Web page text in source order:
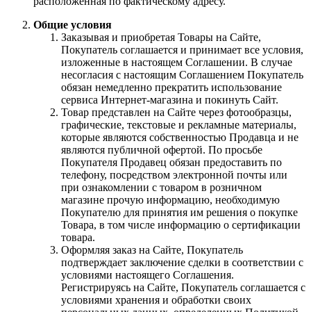
Общие условия
Заказывая и приобретая Товары на Сайте,
Покупатель соглашается и принимает все условия,
изложенные в настоящем Соглашении. В случае
несогласия с настоящим Соглашением Покупатель
обязан немедленно прекратить использование
сервиса Интернет-магазина и покинуть Сайт.
Товар представлен на Сайте через фотообразцы,
графические, текстовые и рекламные материалы,
которые являются собственностью Продавца и не
являются публичной офертой. По просьбе
Покупателя Продавец обязан предоставить по
телефону, посредством электронной почты или
при ознакомлении с товаром в розничном
магазине прочую информацию, необходимую
Покупателю для принятия им решения о покупке
Товара, в том числе информацию о сертификации
товара.
Оформляя заказ на Сайте, Покупатель
подтверждает заключение сделки в соответствии с
условиями настоящего Соглашения.
Регистрируясь на Сайте, Покупатель соглашается с
условиями хранения и обработки своих